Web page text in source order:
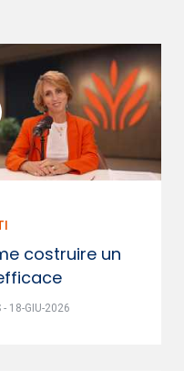
costruire un
- 18-GIU-2026